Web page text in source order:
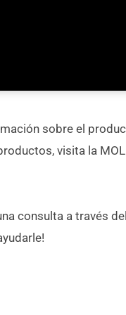
sobre el
visita la
consulta a través del